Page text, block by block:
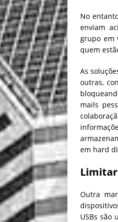
No
enviam
grupo em
quem
As
outras,
mails
em hard
Outra
USBs são